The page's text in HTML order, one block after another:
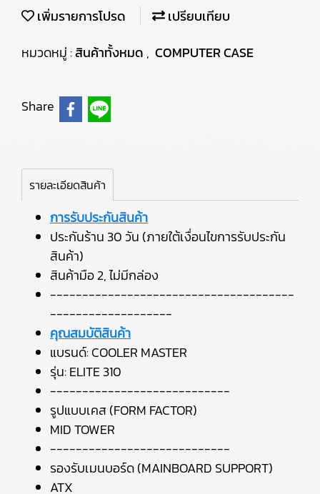
เพิ่มรายการโปรด
เปรียบเทียบ
หมวดหมู่ :สินค้าทั้งหมด , COMPUTER CASE
Share
รายละเอียดสินค้า
การรับประกันสินค้า
ประกันร้าน 30 วัน (ภายใต้เงื่อนไขการรับประกัน
สินค้า)
สินค้ามือ 2, ไม่มีกล่อง
--------------------------------------
-------------------
คุณสมบัติสินค้า
แบรนด์: COOLER MASTER
รุ่น: ELITE 310
----------------------------
รูปแบบเคส (FORM FACTOR)
MID TOWER
----------------------------
รองรับเมนบอร์ด (MAINBOARD SUPPORT)
ATX